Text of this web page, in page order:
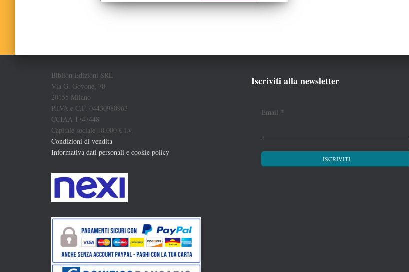
Biblion Edizioni SRL
Via G. Govone, 70
20155 Milano
P.IVA e C.F. 04430980963
CCIAA 1747448
Capitale sociale 10.000 € i.v.
Condizioni di vendita
Informativa dati personali e cookie policy
Iscriviti alla newsletter
Email *